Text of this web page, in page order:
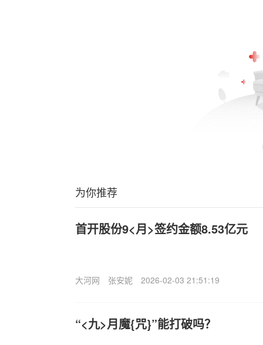
为你推荐
首开股份9<月>签约金额8.53亿元
大河网 张安妮 2026-02-03 21:51:19
“<九>月魔{咒}”能打破吗？